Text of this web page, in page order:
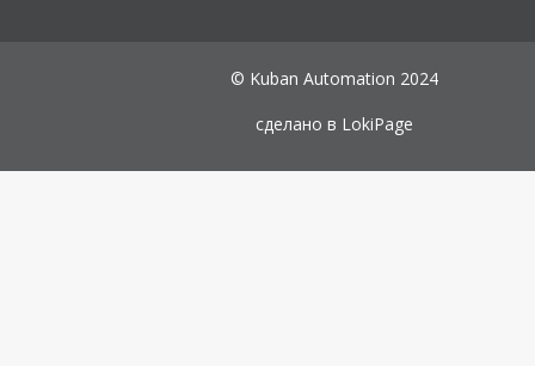
© Kuban Automation 2024
сделано в LokiPage